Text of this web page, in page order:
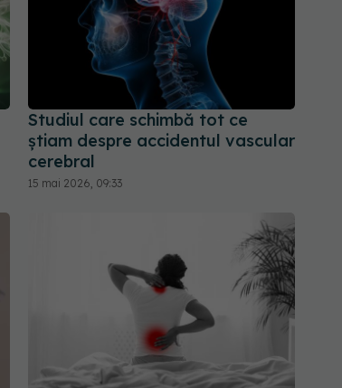
Studiul care schimbă tot ce
știam despre accidentul vascular
cerebral
15 mai 2026, 09:33